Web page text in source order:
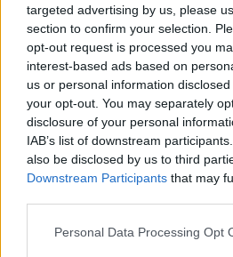
targeted advertising by us, please
section to confirm your selection.
opt-out request is processed you
interest-based ads based on
us or personal information
your opt-out. You may separately
disclosure of your personal
IAB’s list of downstream
also be disclosed by us to third
Downstream Participants that may
Personal Data Processing Opt
Ředitelé odborů i mluvčí se z
vlastní vůle, řekl Straka
ČTK )
Diskuse: 1
inspekci životního prostředí (ČIŽP) z
to napsal nový ředitel inspekce Pavel
Podle něj tak končí dva z pěti ředitelů